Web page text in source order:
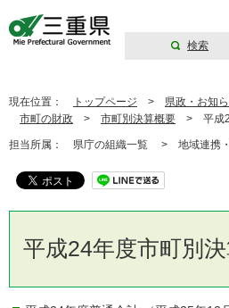
検索
現在位置： トップページ > 県政・お知
市町の財政 > 市町別決算概要 > 平成
担当所属： 県庁の組織一覧 > 地域連携
平成24年度市町別